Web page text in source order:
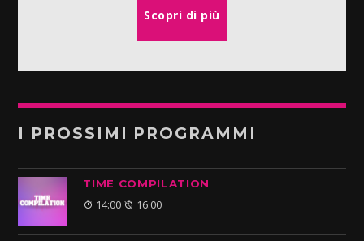
Scopri di più
I PROSSIMI PROGRAMMI
TIME COMPILATION
14:00 16:00